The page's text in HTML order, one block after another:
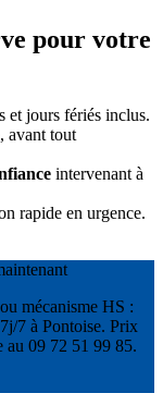
pour votre
et jours fériés inclus.
avant tout
intervenant à
rapide en urgence.
mécanisme HS :
7 à Pontoise. Prix
au 09 72 51 99 85.